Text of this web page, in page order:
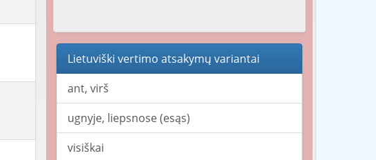
Lietuviški vertimo atsakymų variantai
ant, virš
ugnyje, liepsnose (esąs)
visiškai